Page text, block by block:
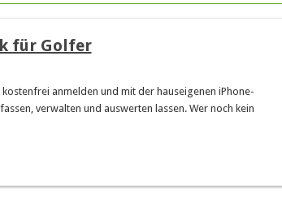
für Golfer
anmelden und mit der hauseigenen iPhone-
verwalten und auswerten lassen. Wer noch kein